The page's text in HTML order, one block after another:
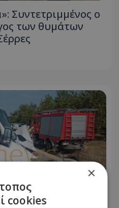
Συντετριμμένος ο
των θυμάτων
×
cookies